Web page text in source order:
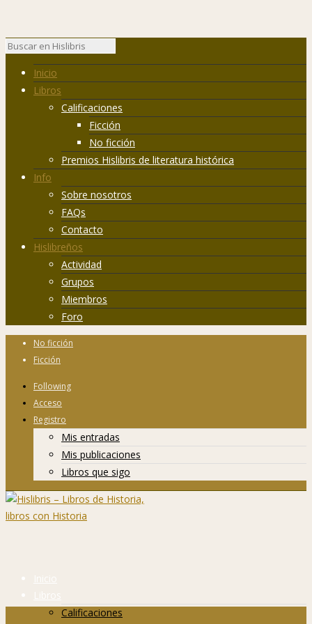
Inicio
Libros
Calificaciones
Ficción
No ficción
Premios Hislibris de literatura histórica
Info
Sobre nosotros
FAQs
Contacto
Hislibreños
Actividad
Grupos
Miembros
Foro
No ficción
Ficción
Following
Acceso
Registro
Mis entradas
Mis publicaciones
Libros que sigo
Inicio
Libros
Calificaciones